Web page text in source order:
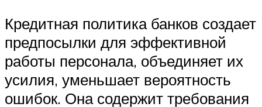
Кредитная политика банков создает
предпосылки для эффективной
работы персонала, объединяет их
усилия, уменьшает вероятность
ошибок. Она содержит требования